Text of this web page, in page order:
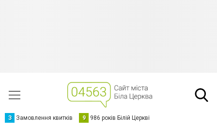
З Замовлення квитків 9 986 років Білій Церкві